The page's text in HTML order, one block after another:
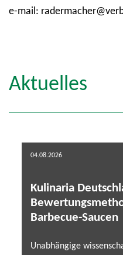
e-mail:
Aktuelles
04.08.2026
Kulinaria
Barbecue-Saucen
Unabhängige